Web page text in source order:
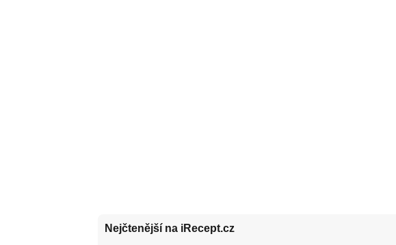
Nejčtenější na iRecept.cz